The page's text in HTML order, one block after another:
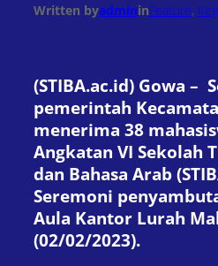
Written byadmininFeature,
(STIBA.ac.id) Gowa –
pemerintah
menerima 38
Angkatan VI Sekolah
dan Bahasa Arab
Seremoni
Aula Kantor Lurah
(02/02/2023).